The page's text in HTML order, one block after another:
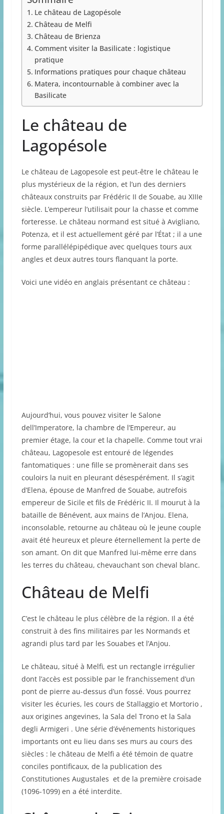
Le château de Lagopésole
Château de Melfi
Château de Brienza
Comment visiter la Basilicate : logistique
pratique
Informations pratiques pour chaque château
Matera, incontournable à combiner avec la
Basilicate
Le château de
Lagopésole
Le château de Lagopesole est peut-être le château le
plus mystérieux de la région, et l’un des derniers
châteaux construits par Frédéric II de Souabe, au XIIIe
siècle. L’empereur l’utilisait pour la chasse et comme
forteresse. Le château normand est situé à Avigliano,
Potenza, et il est actuellement géré par l’État ; il a une
forme parallélépipédique avec quelques tours aux
angles et deux autres tours flanquant la porte.
Voici une vidéo en anglais présentant ce château :
Aujourd’hui, vous pouvez visiter le Salone
dell’Imperatore, la chambre de l’Empereur, au
premier étage, la cour et la chapelle. Comme tout vrai
château, Lagopesole est entouré de légendes
fantomatiques : une fille se promènerait dans ses
couloirs la nuit en pleurant désespérément. Il s’agit
d’Elena, épouse de Manfred de Souabe, autrefois
empereur de Sicile et fils de Frédéric II. Il mourut à la
bataille de Bénévent, aux mains de l’Anjou. Elena,
inconsolable, retourne au château où le jeune couple
avait été heureux et pleure éternellement la perte de
son amant. On dit que Manfred lui-même erre dans
les terres du château, chevauchant son cheval blanc.
Château de Melfi
C’est le château le plus célèbre de la région. Il a été
construit à des fins militaires par les Normands et
agrandi plus tard par les Souabes et l’Anjou.
Le château, situé à Melfi, est un rectangle irrégulier
dont l’accès est possible par le franchissement d’un
pont de pierre au-dessus d’un fossé. Vous pourrez
visiter les écuries, les cours de Stallaggio et Mortorio ,
aux origines angevines, la Sala del Trono et la Sala
degli Armigeri . Une série d’événements historiques
importants ont eu lieu dans ses murs au cours des
siècles : le château de Melfi a été témoin de quatre
conciles pontificaux, de la publication des
Constitutiones Augustales et de la première croisade
(1096-1099) en a été interdite.